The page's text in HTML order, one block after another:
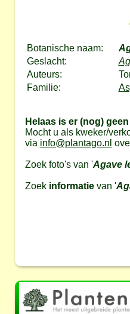
Botanische naam:
Geslacht:
Auteurs:
Familie:
Helaas is er (nog)
Mocht u als kweker/
via info@plantago.nl
Zoek foto's van 'Agave
Zoek informatievan '